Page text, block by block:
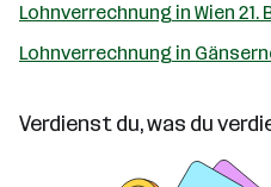
Lohnverrechnung in Wien
Lohnverrechnung in
Verdienst du, was du